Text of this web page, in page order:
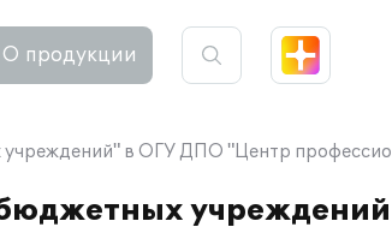
О продукции
учреждений" в ОГУ ДПО "Центр